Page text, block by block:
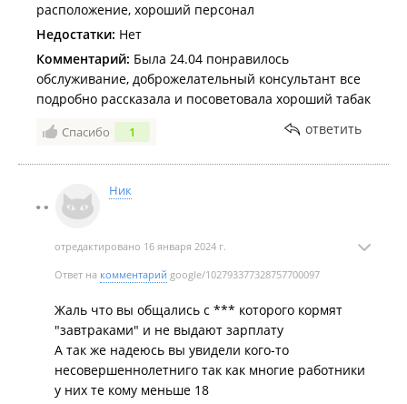
расположение, хороший персонал
Недостатки: Нет
Комментарий: Была 24.04 понравилось
обслуживание, доброжелательный консультант все
подробно рассказала и посоветовала хороший табак
Спасибо 1 ответить
Ник
отредактировано 16 января 2024 г.
Ответ на комментарий google/102793377328757700097
Жаль что вы общались с *** которого кормят
"завтраками" и не выдают зарплату
А так же надеюсь вы увидели кого-то
несовершеннолетниго так как многие работники
у них те кому меньше 18